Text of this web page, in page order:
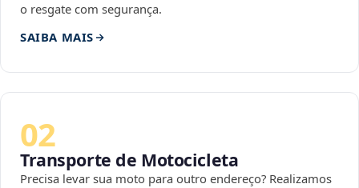
o resgate com segurança.
SAIBA MAIS
02
Transporte de Motocicleta
Precisa levar sua moto para outro endereço? Realizamos